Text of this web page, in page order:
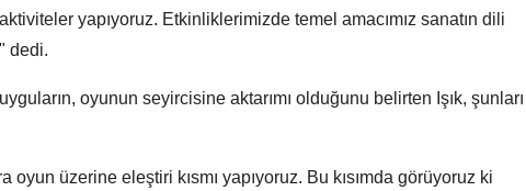
yapıyoruz. Etkinliklerimizde temel amacımız sanatın dili
dedi.
oyunun seyircisine aktarımı olduğunu belirten Işık, şunları
oyun üzerine eleştiri kısmı yapıyoruz. Bu kısımda görüyoruz ki